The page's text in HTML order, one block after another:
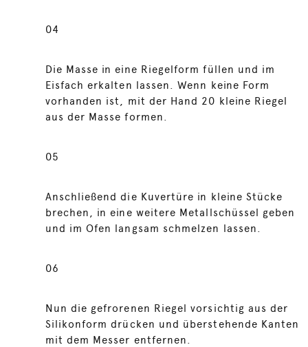
04
Die Masse in eine Riegelform füllen und im
Eisfach erkalten lassen. Wenn keine Form
vorhanden ist, mit der Hand 20 kleine Riegel
aus der Masse formen.
05
Anschließend die Kuvertüre in kleine Stücke
brechen, in eine weitere Metallschüssel geben
und im Ofen langsam schmelzen lassen.
06
Nun die gefrorenen Riegel vorsichtig aus der
Silikonform drücken und überstehende Kanten
mit dem Messer entfernen.